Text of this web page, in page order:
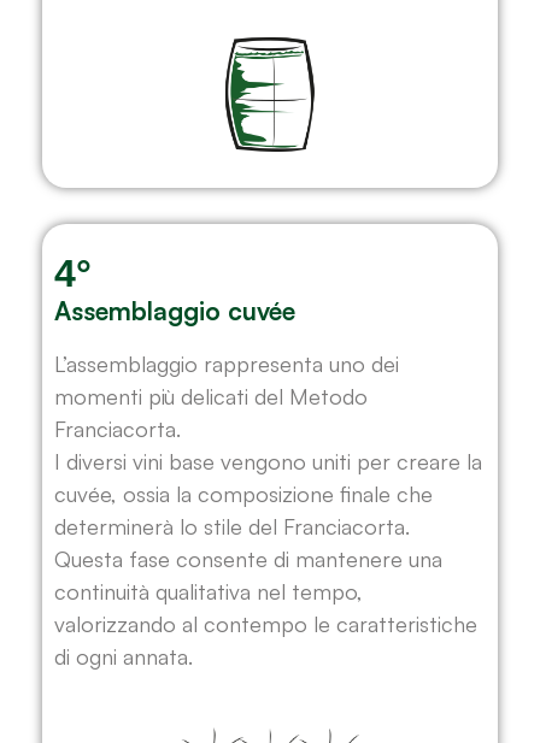
4°
Assemblaggio cuvée
L’assemblaggio rappresenta uno dei
momenti più delicati del Metodo
Franciacorta.
I diversi vini base vengono uniti per creare la
cuvée, ossia la composizione finale che
determinerà lo stile del Franciacorta.
Questa fase consente di mantenere una
continuità qualitativa nel tempo,
valorizzando al contempo le caratteristiche
di ogni annata.